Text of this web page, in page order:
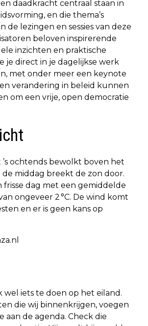
daadkracht centraal staan in
en die thema’s
de lezingen en sessies van deze
beloven inspirerende
inzichten en praktische
je direct in je dagelijkse werk
met onder meer een keynote
verandering in beleid kunnen
om een vrije, open democratie
’s ochtends bewolkt boven het
de middag breekt de zon door.
frisse dag met een gemiddelde
ongeveer 2 °C. De wind komt
en er is geen kans op
wel iets te doen op het eiland.
die wij binnenkrijgen, voegen
aan de agenda. Check die